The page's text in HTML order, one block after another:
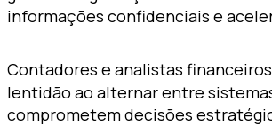
informações confidenciais e
Contadores e analistas
lentidão ao alternar entre
comprometem decisões